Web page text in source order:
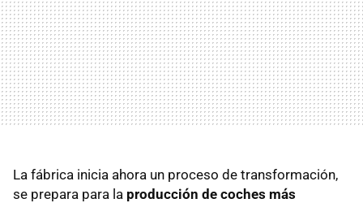
La fábrica inicia ahora un proceso de transformación,
se prepara para la producción de coches más